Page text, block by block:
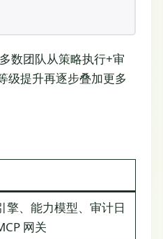
数团队从策略执行+审
级提升再逐步叠加更多
擎、能力模型、审计日
网关